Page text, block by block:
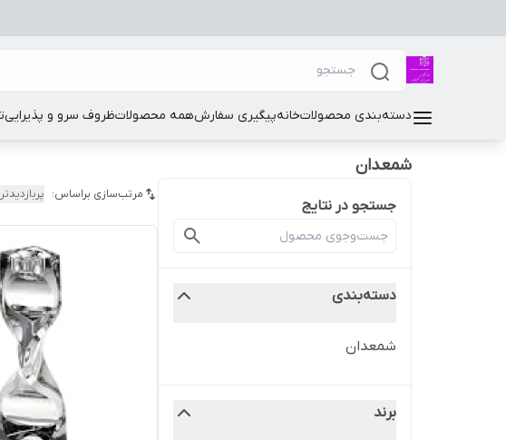
دسته‌بندی محصولاتخانهپیگیری سفارشهمه محصولاتظروف سرو و پذیرایی
شمعدان
جستجو در نتایج
دسته‌بندی
شمعدان
برند
مرتب‌سازی براساس: